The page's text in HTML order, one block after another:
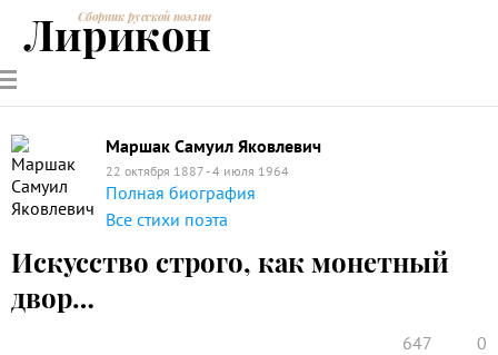
РУССКИЕ
ПОЭТЫ
СОВРЕМЕННИКИЭНЦИКЛОПЕДИЯ
ПОЭЗИИ
Сборник русской поэзии
Лирикон
Маршак Самуил Яковлевич
22 октября 1887 - 4 июля 1964
Полная биография
Все стихи поэта
Искусство строго, как монетный
двор…
647 0